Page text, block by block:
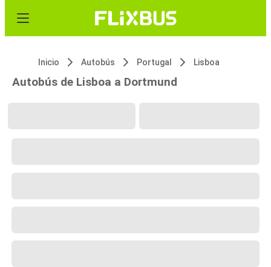
Inicio Autobús Portugal Lisboa
Autobús de Lisboa a Dortmund